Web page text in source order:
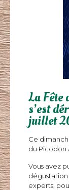
La Fête
s’est
juillet
Ce
du Picodon
Vous avez
experts,